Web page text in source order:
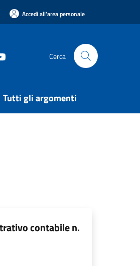
Accedi all'area personale
Cerca
Tutti gli argomenti
contabile n.